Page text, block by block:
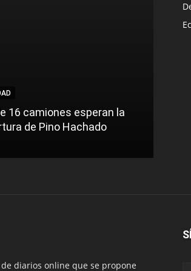
16 camiones esperan la
de Pino Hachado
diarios online que se propone